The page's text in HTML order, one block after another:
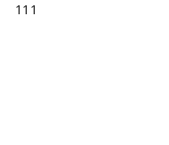
111